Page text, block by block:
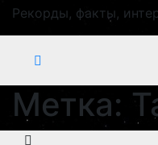
Рекорды, факты,
Метка: